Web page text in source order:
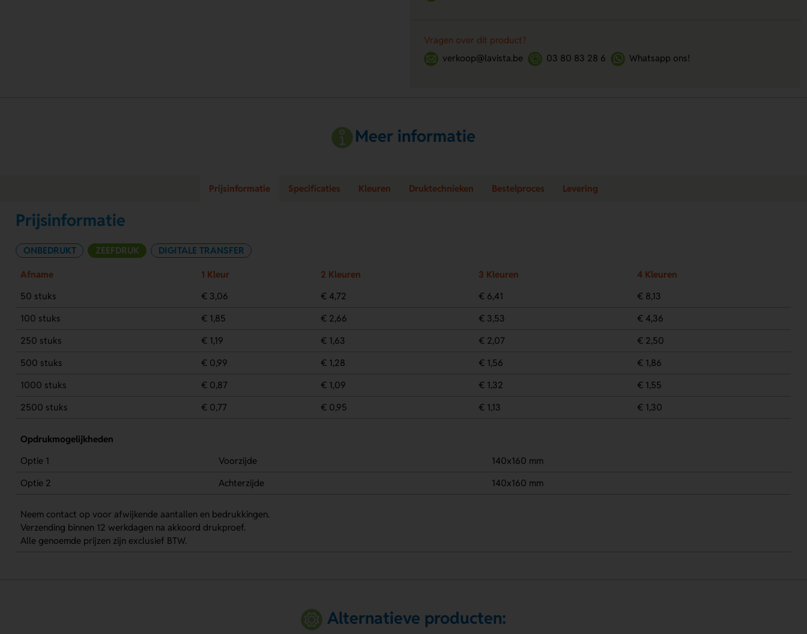
Vragen over dit product?
verkoop@lavista.be
03 80 83 28 6 Whatsapp ons!
Meer informatie
Prijsinformatie Specificaties Kleuren Druktechnieken Bestelproces Levering
Prijsinformatie
ONBEDRUKT ZEEFDRUK DIGITALE TRANSFER
Afname 1 Kleur 2 Kleuren 3 Kleuren
4 Kleuren
50 stuks
€ 3,06 € 4,72 € 6,41
€ 8,13
100 stuks
€ 1,85 € 2,66 € 3,53
€ 4,36
250 stuks
€ 1,19 € 1,63 € 2,07
€ 2,50
500 stuks
€ 0,99 € 1,28 € 1,56
€ 1,86
1000 stuks
€ 0,87 € 1,09 € 1,32
€ 1,55
2500 stuks
€ 0,77 € 0,95 € 1,13 € 1,30
Opdrukmogelijkheden
Optie 1
Voorzijde
140x160 mm
Optie 2
Achterzijde 140x160 mm
Neem contact op voor afwijkende aantallen en bedrukkingen.
Verzending binnen 12 werkdagen na akkoord drukproef.
Alle genoemde prijzen zijn exclusief BTW.
Alternatieve producten: